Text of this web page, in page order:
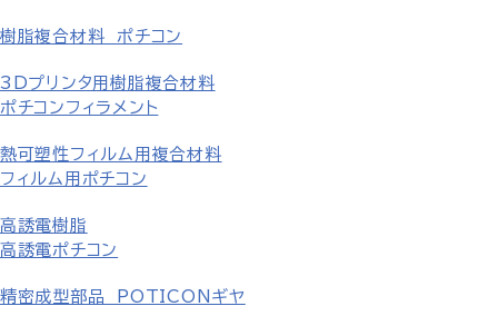
樹脂複合材料 ポチコン
3Dプリンタ用樹脂複合材料
ポチコンフィラメント
熱可塑性フィルム用複合材料
フィルム用ポチコン
高誘電樹脂
高誘電ポチコン
精密成型部品 POTICONギヤ